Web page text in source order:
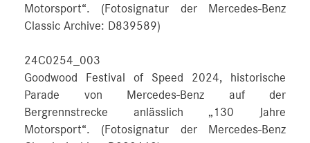
Motorsport“. (Fotosignatur der Mercedes-Benz
Classic Archive: D839589)
24C0254_003
Goodwood Festival of Speed 2024, historische
Parade von Mercedes-Benz auf der
Bergrennstrecke anlässlich „130 Jahre
Motorsport“. (Fotosignatur der Mercedes-Benz